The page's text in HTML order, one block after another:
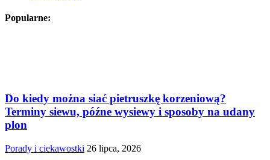
Popularne:
Do kiedy można siać pietruszkę korzeniową?
Terminy siewu, późne wysiewy i sposoby na udany
plon
Porady i ciekawostki 26 lipca, 2026